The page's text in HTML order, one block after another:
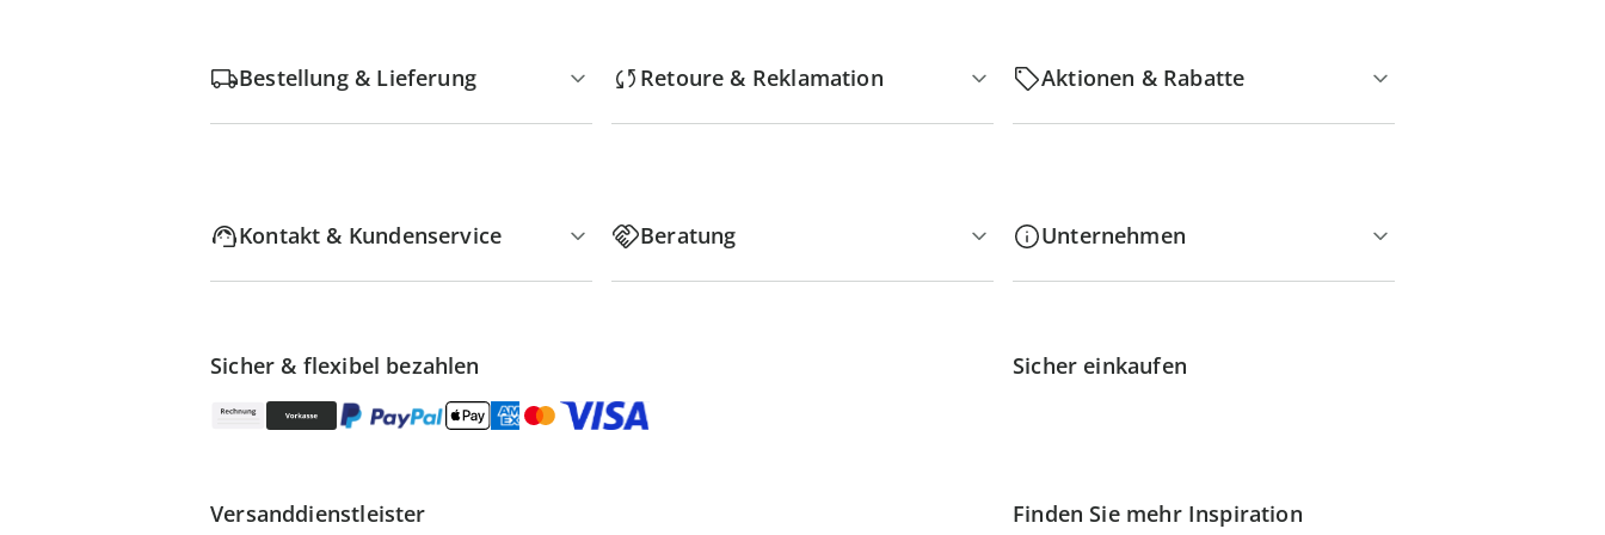
Bestellung & Lieferung Retoure & Reklamation Aktionen & Rabatte
Kontakt & Kundenservice Beratung Unternehmen
Sicher & flexibel bezahlen Sicher einkaufen
Versanddienstleister Finden Sie mehr Inspiration